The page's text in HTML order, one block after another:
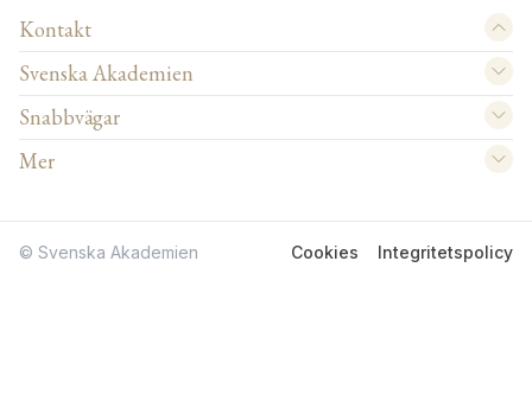
Kontakt
Svenska Akademien
Snabbvägar
Mer
© Svenska Akademien Cookies Integritetspolicy